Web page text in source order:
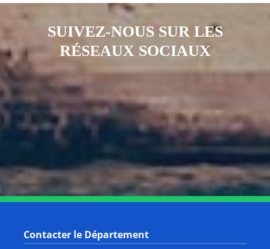
SUIVEZ-NOUS SUR LES
RÉSEAUX SOCIAUX
Notre page Instagram
Notre page Facebook
Notre page XNotre page Tiktok
Notre page Youtube
Contacter le Département